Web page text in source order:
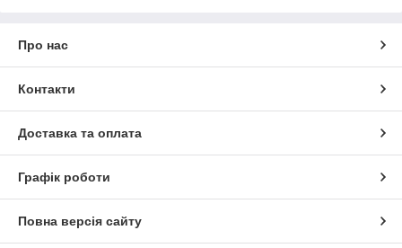
Про нас
Контакти
Доставка та оплата
Графік роботи
Повна версія сайту